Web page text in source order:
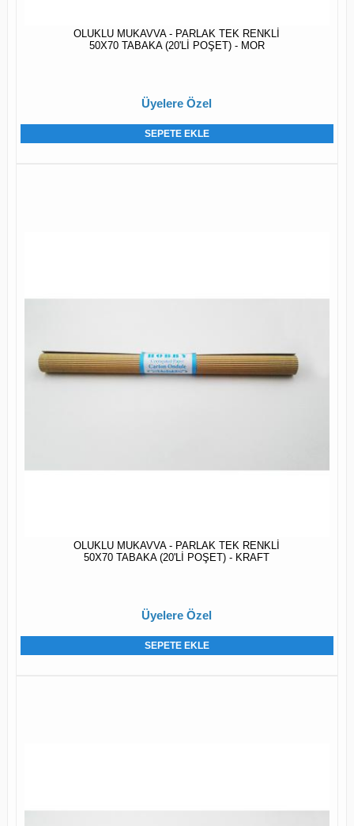
OLUKLU MUKAVVA - PARLAK TEK RENKLİ
50X70 TABAKA (20'Lİ POŞET) - MOR
Üyelere Özel
SEPETE EKLE
OLUKLU MUKAVVA - PARLAK TEK RENKLİ
50X70 TABAKA (20'Lİ POŞET) - KRAFT
Üyelere Özel
SEPETE EKLE